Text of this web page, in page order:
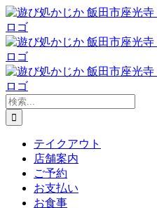
Skip
to
content
検
索
…
テイクアウト
店舗案内
ご予約
お支払い
お食事